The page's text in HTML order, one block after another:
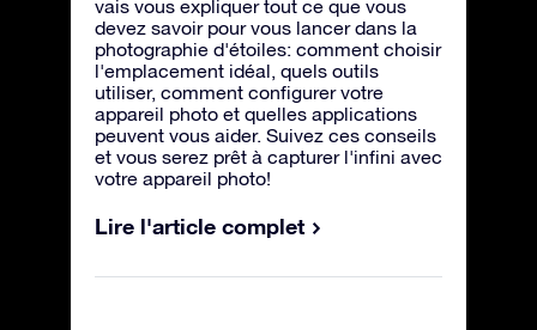
vais vous expliquer tout ce que vous
devez savoir pour vous lancer dans la
photographie d'étoiles: comment choisir
l'emplacement idéal, quels outils
utiliser, comment configurer votre
appareil photo et quelles applications
peuvent vous aider. Suivez ces conseils
et vous serez prêt à capturer l'infini avec
votre appareil photo!
Lire l'article complet